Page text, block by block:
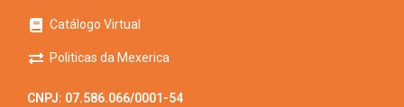
Catálogo Virtual
Politicas da Mexerica
CNPJ: 07.586.066/0001-54